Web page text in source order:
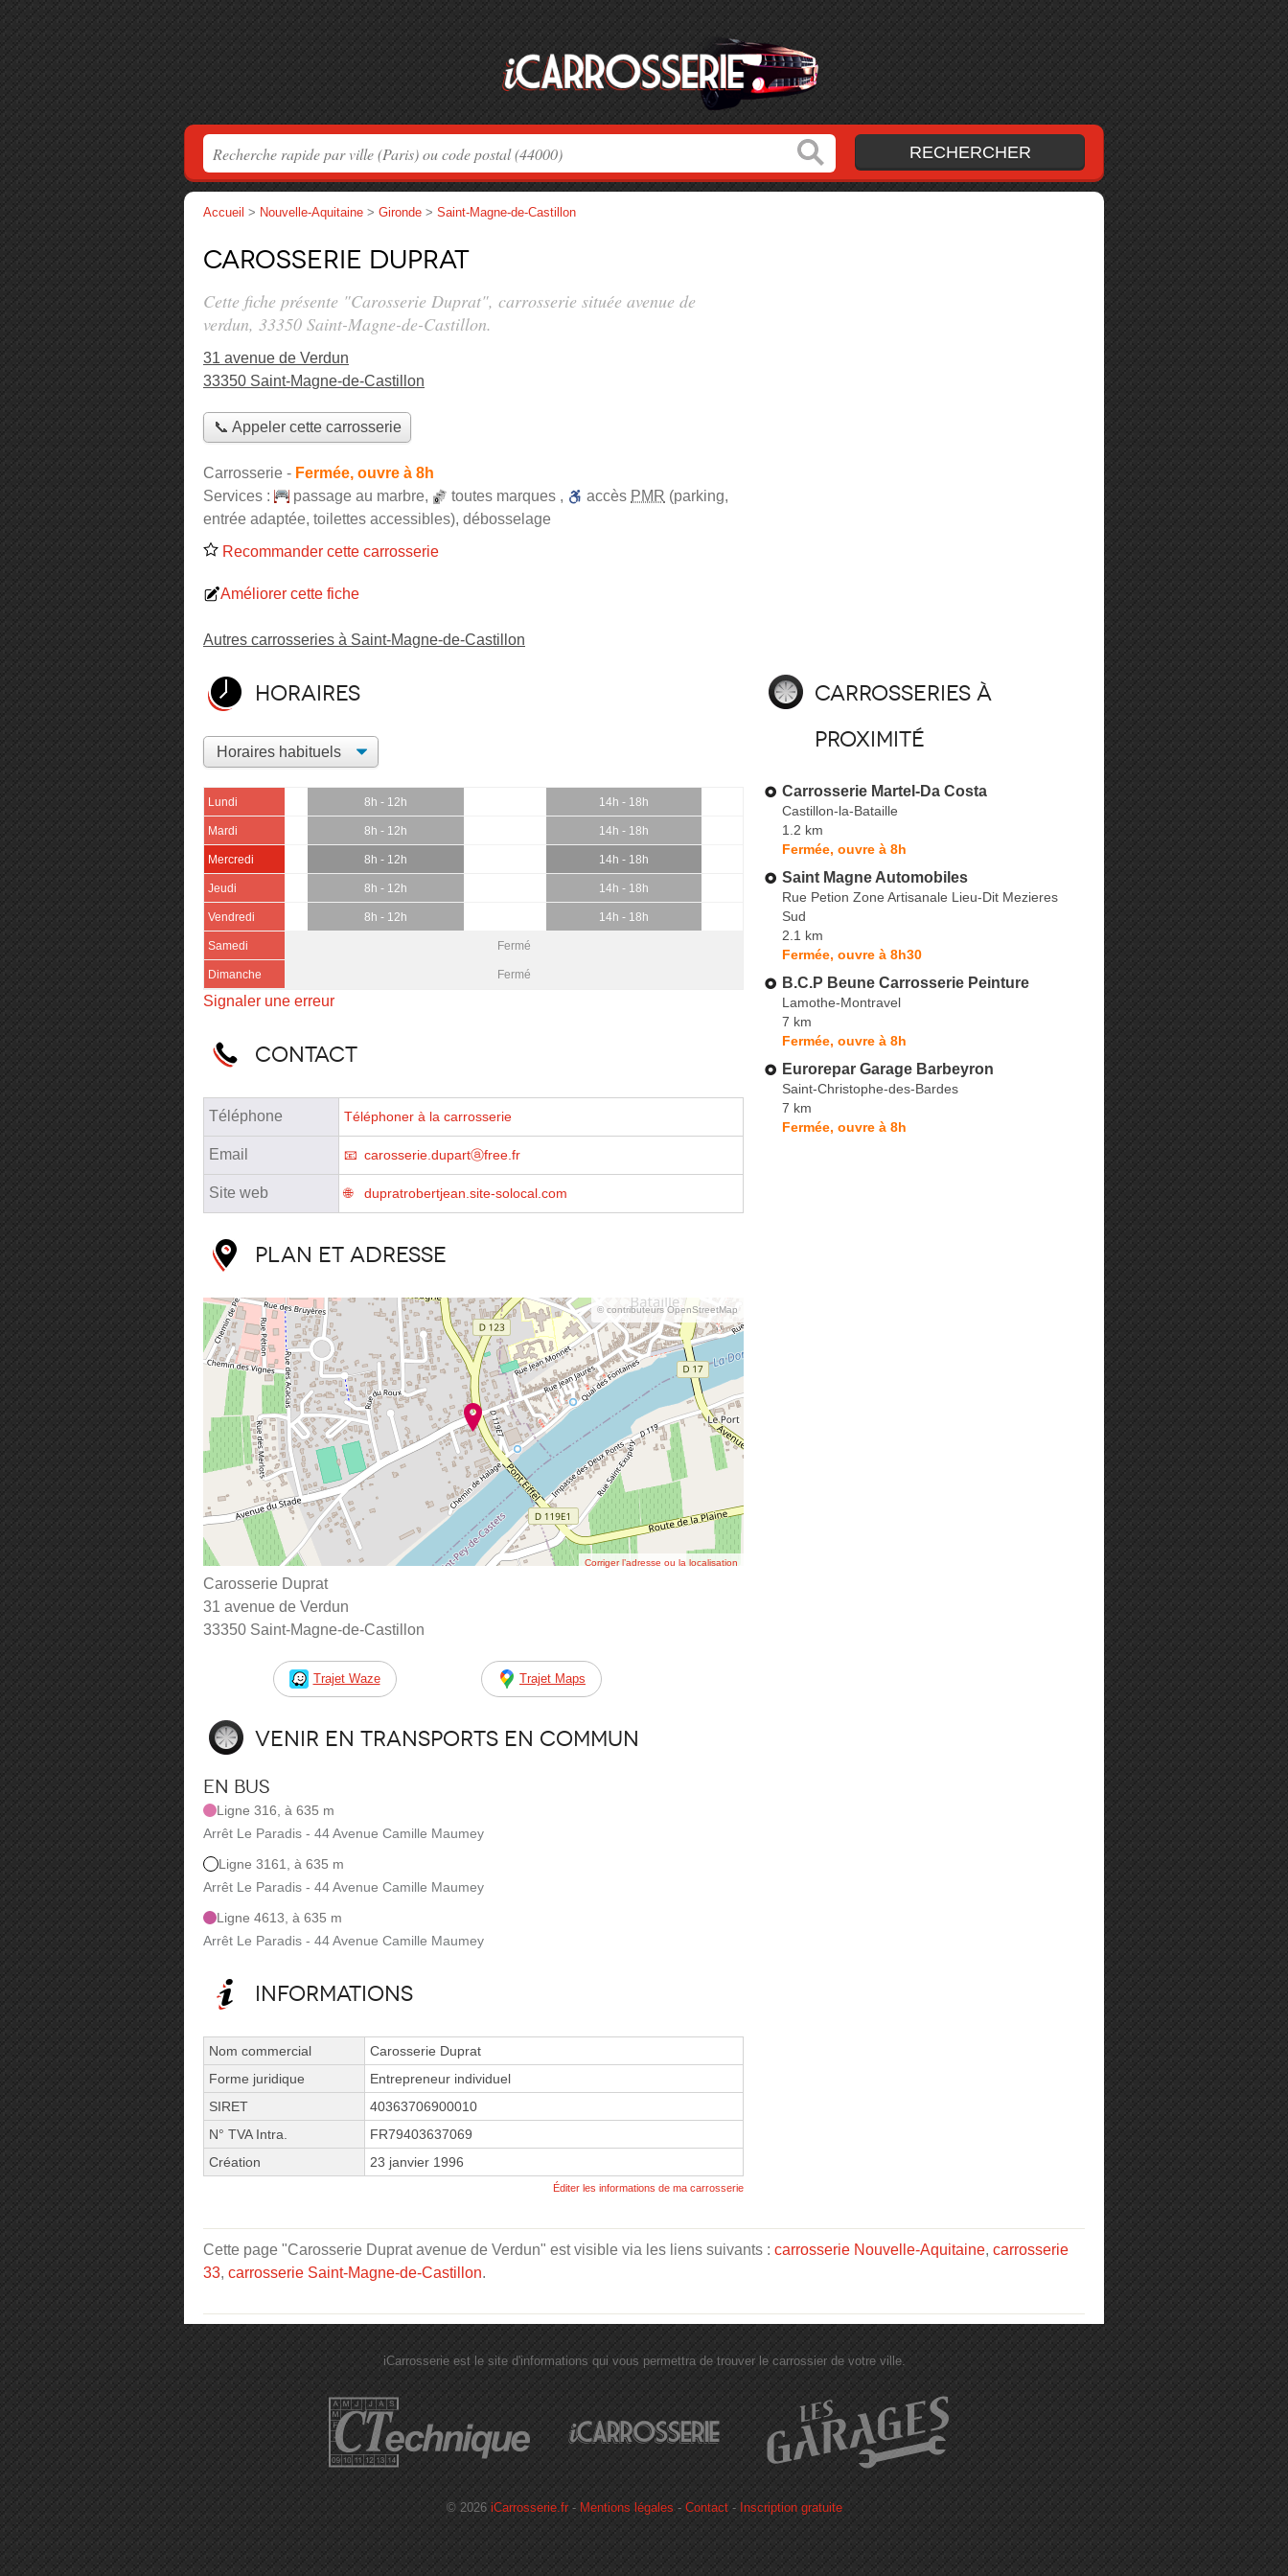
Accueil > Nouvelle-Aquitaine > Gironde > Saint-Magne-de-Castillon
Carosserie Duprat
Cette fiche présente "Carosserie Duprat", carrosserie située avenue de
verdun, 33350 Saint-Magne-de-Castillon.
31 avenue de Verdun
33350 Saint-Magne-de-Castillon
📞 Appeler cette carrosserie
Carrosserie - Fermée, ouvre à 8h
Services :
passage au marbre, toutes marques , accès PMR (parking,
entrée adaptée, toilettes accessibles), débosselage
Recommander cette carrosserie
Améliorer cette fiche
Autres carrosseries à Saint-Magne-de-Castillon
Horaires
Lundi 8h - 12h 14h - 18h
Mardi 8h - 12h 14h - 18h
Mercredi 8h - 12h 14h - 18h
Jeudi 8h - 12h 14h - 18h
Vendredi 8h - 12h 14h - 18h
Samedi Fermé
Dimanche Fermé
Signaler une erreur
Contact
Téléphone Téléphoner à la carrosserie
Email carosserie.dupartⓐfree.fr
Site web dupratrobertjean.site-solocal.com
Plan et adresse
© contributeurs OpenStreetMap
Corriger l’adresse ou la localisation
Carosserie Duprat
31 avenue de Verdun
33350 Saint-Magne-de-Castillon
Trajet Waze Trajet Maps
Venir en transports en commun
En bus
Ligne 316, à 635 m
Arrêt Le Paradis - 44 Avenue Camille Maumey
Ligne 3161, à 635 m
Arrêt Le Paradis - 44 Avenue Camille Maumey
Ligne 4613, à 635 m
Arrêt Le Paradis - 44 Avenue Camille Maumey
Informations
Nom commercial
Carosserie Duprat
Forme juridique
Entrepreneur individuel
SIRET
40363706900010
N° TVA Intra.
FR79403637069
Création
23 janvier 1996
Éditer les informations de ma carrosserie
Carrosseries à
proximité
Carrosserie Martel-Da Costa
Castillon-la-Bataille
1.2 km
Fermée, ouvre à 8h
Saint Magne Automobiles
Rue Petion Zone Artisanale Lieu-Dit Mezieres
Sud
2.1 km
Fermée, ouvre à 8h30
B.C.P Beune Carrosserie Peinture
Lamothe-Montravel
7 km
Fermée, ouvre à 8h
Eurorepar Garage Barbeyron
Saint-Christophe-des-Bardes
7 km
Fermée, ouvre à 8h
Cette page "Carosserie Duprat avenue de Verdun" est visible via les liens suivants : carrosserie Nouvelle-Aquitaine, carrosserie
33, carrosserie Saint-Magne-de-Castillon.
iCarrosserie est le site d'informations qui vous permettra de trouver le carrossier de votre ville.
© 2026 iCarrosserie.fr - Mentions légales - Contact- Inscription gratuite